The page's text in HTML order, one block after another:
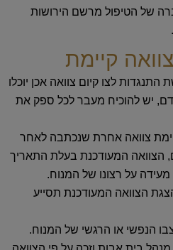
של הטיפול מרשם הירושות
קיימת
לצו קיום צוואה אכן יוכלו
יש להוכיח מעבר לכל ספק את
צוואה אחרת שנכתבה לאחר
הצוואה המעודכנת בעלת התאריך
על רצונו של המנוח.
הצוואה המעודכנת תסייע